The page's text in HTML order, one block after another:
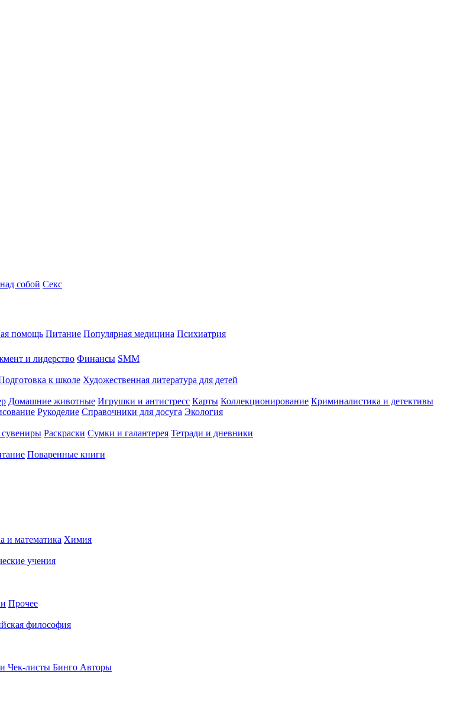
собой Секс
помощь Питание Популярная медицина Психиатрия
и лидерство Финансы SMM
к школе Художественная литература для детей
Домашние животные Игрушки и антистресс Карты Коллекционирование Криминалистика и детективы
Рукоделие Справочники для досуга Экология
Раскраски Сумки и галантерея Тетради и дневники
Поваренные книги
и математика Химия
учения
Прочее
философия
Чек-листы Бинго Авторы